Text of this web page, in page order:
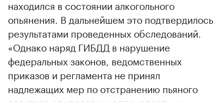
находился в состоянии алкогольного
опьянения. В дальнейшем это подтвердилось
результатами проведенных обследований.
«Однако наряд ГИБДД в нарушение
федеральных законов, ведомственных
приказов и регламента не принял
надлежащих мер по отстранению пьяного